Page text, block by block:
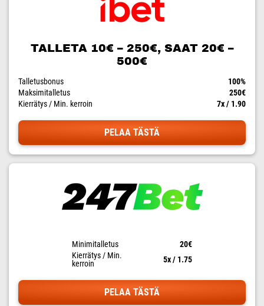
TALLETA 10€ – 250€, SAAT 20€ –
500€
Talletusbonus
100%
Maksimitalletus
250€
Kierrätys / Min. kerroin
7x / 1.90
PELAA TÄSTÄ
Minimitalletus
20€
Kierrätys / Min.
kerroin
5x / 1.75
PELAA TÄSTÄ